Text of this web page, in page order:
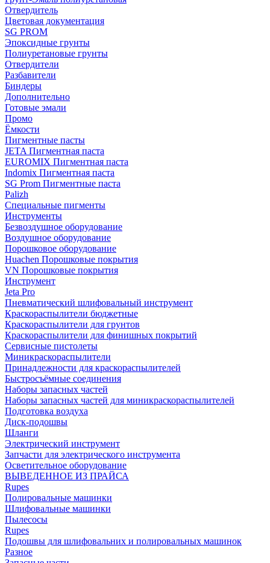
Отвердитель
Цветовая документация
SG PROM
Эпоксидные грунты
Полиуретановые грунты
Отвердители
Разбавители
Биндеры
Дополнительно
Готовые эмали
Промо
Ёмкости
Пигментные пасты
JETA Пигментная паста
EUROMIX Пигментная паста
Indomix Пигментная паста
SG Prom Пигментные паста
Palizh
Специальные пигменты
Инструменты
Безвоздушное оборудование
Воздушное оборудование
Порошковое оборудование
Huachen Порошковые покрытия
VN Порошковые покрытия
Инструмент
Jeta Pro
Пневматический шлифовальный инструмент
Краскораспылители бюджетные
Краскораспылители для грунтов
Краскораспылители для финишных покрытий
Сервисные пистолеты
Миникраскораспылители
Принадлежности для краскораспылителей
Быстросъёмные соединения
Наборы запасных частей
Наборы запасных частей для миникраскораспылителей
Подготовка воздуха
Диск-подошвы
Шланги
Электрический инструмент
Запчасти для электрического инструмента
Осветительное оборудование
ВЫВЕДЕННОЕ ИЗ ПРАЙСА
Rupes
Полировальные машинки
Шлифовальные машинки
Пылесосы
Rupes
Подошвы для шлифовальних и полировальных машинок
Разное